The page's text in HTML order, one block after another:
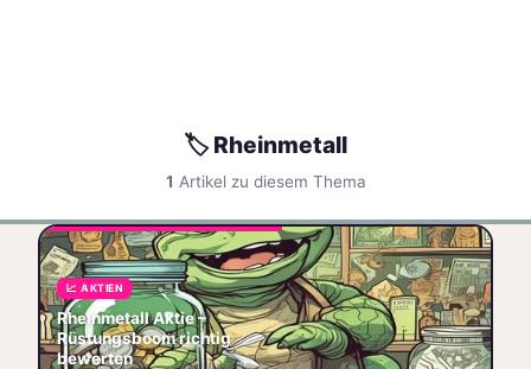
🏷️ Rheinmetall
1 Artikel zu diesem Thema
📈 AKTIEN
Rheinmetall Aktie –
Rüstungsboom richtig
bewerten
Rheinmetall Aktie –
Rüstungsboom richtig
bewerten Die Rheinmetall
Aktie hat sich in den letzten
Jahren von einem unbeka
🏷️ Rheinmetall